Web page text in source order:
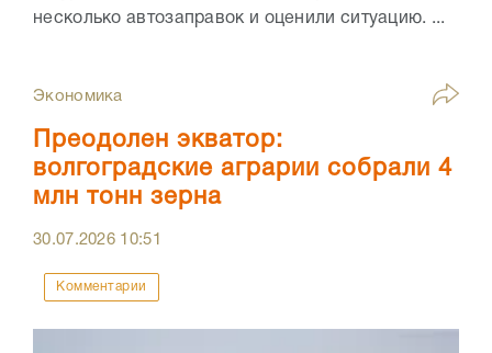
несколько автозаправок и оценили ситуацию. ...
Экономика
Преодолен экватор:
волгоградские аграрии собрали 4
млн тонн зерна
30.07.2026 10:51
Комментарии